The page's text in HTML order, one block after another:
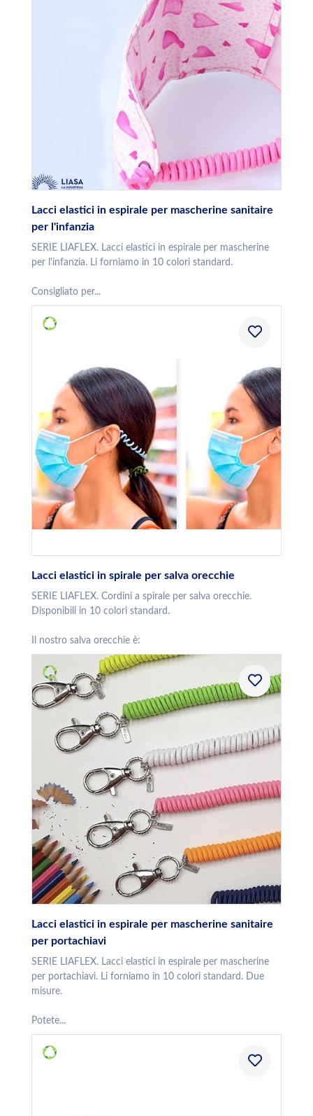
Lacci elastici in espirale per mascherine sanitaire
per l'infanzia
SERIE LIAFLEX. Lacci elastici in espirale per mascherine
per l'infanzia. Li forniamo in 10 colori standard.
Consigliato per...
Lacci elastici in spirale per salva orecchie
SERIE LIAFLEX. Cordini a spirale per salva orecchie.
Disponibili in 10 colori standard.
Il nostro salva orecchie è:
Lacci elastici in espirale per mascherine sanitaire
per portachiavi
SERIE LIAFLEX. Lacci elastici in espirale per mascherine
per portachiavi. Li forniamo in 10 colori standard. Due
misure.
Potete...